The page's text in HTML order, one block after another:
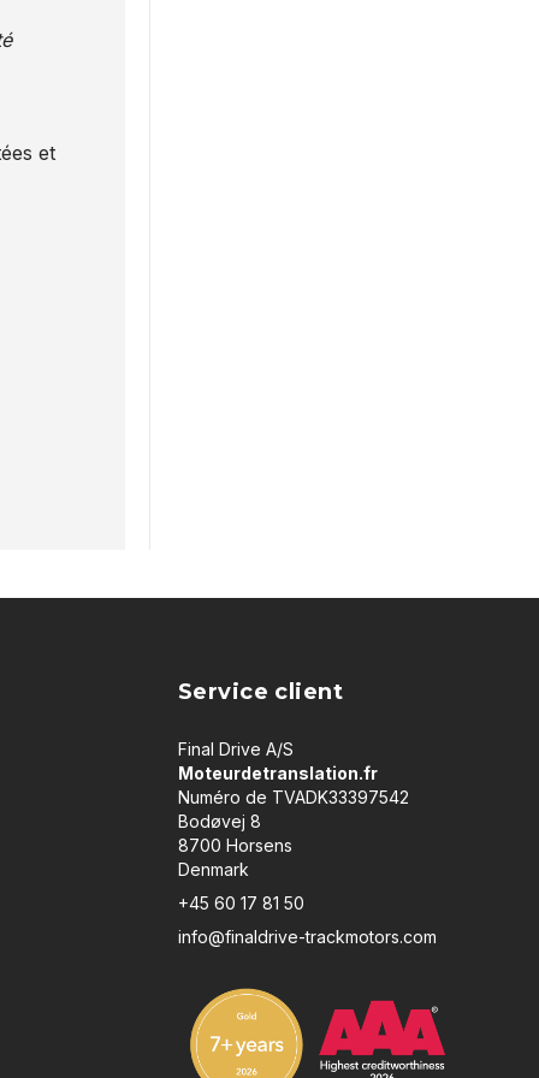
et
Service client
Final Drive A/S
Moteurdetranslation.fr
Numéro de TVADK33397542
Bodøvej 8
8700 Horsens
Denmark
+45 60 17 81 50
info@finaldrive-trackmotors.com